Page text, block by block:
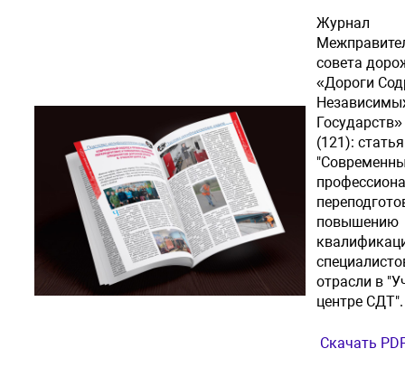
Журнал
совета
«Дороги
(121): статья
повышению
отрасли в
центре СДТ".
Скачать